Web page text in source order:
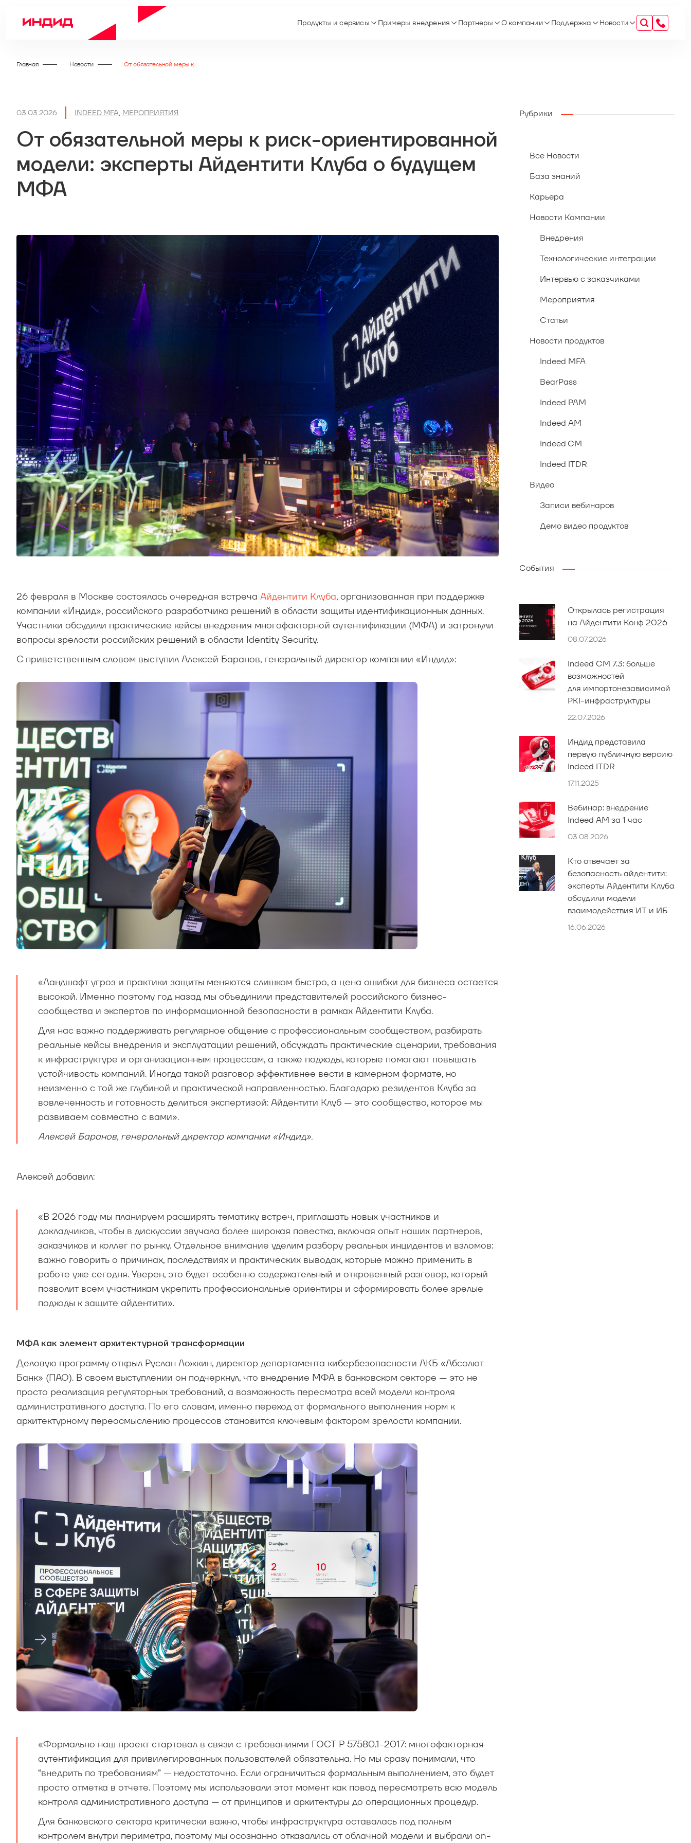
Продукты и сервисы Примеры внедрения Партнеры О компании Поддержка Новости
Главная Новости От обязательной меры к риск-ориентированной модели: эксперты Айдентити Клуба о будущем МФА
03.03.2026 INDEED MFA, МЕРОПРИЯТИЯ
От обязательной меры к риск-ориентированной
модели: эксперты Айдентити Клуба о будущем
МФА
26 февраля в Москве состоялась очередная встреча Айдентити Клуба, организованная при поддержке
компании «Индид», российского разработчика решений в области защиты идентификационных данных.
Участники обсудили практические кейсы внедрения многофакторной аутентификации (МФА) и затронули
вопросы зрелости российских решений в области Identity Security.
С приветственным словом выступил Алексей Баранов, генеральный директор компании «Индид»:
«Ландшафт угроз и практики защиты меняются слишком быстро, а цена ошибки для бизнеса остается
высокой. Именно поэтому год назад мы объединили представителей российского бизнес-
сообщества и экспертов по информационной безопасности в рамках Айдентити Клуба.
Для нас важно поддерживать регулярное общение с профессиональным сообществом, разбирать
реальные кейсы внедрения и эксплуатации решений, обсуждать практические сценарии, требования
к инфраструктуре и организационным процессам, а также подходы, которые помогают повышать
устойчивость компаний. Иногда такой разговор эффективнее вести в камерном формате, но
неизменно с той же глубиной и практической направленностью. Благодарю резидентов Клуба за
вовлеченность и готовность делиться экспертизой: Айдентити Клуб — это сообщество, которое мы
развиваем совместно с вами».
Алексей Баранов, генеральный директор компании «Индид».
Алексей добавил:
«В 2026 году мы планируем расширять тематику встреч, приглашать новых участников и
докладчиков, чтобы в дискуссии звучала более широкая повестка, включая опыт наших партнеров,
заказчиков и коллег по рынку. Отдельное внимание уделим разбору реальных инцидентов и взломов:
важно говорить о причинах, последствиях и практических выводах, которые можно применить в
работе уже сегодня. Уверен, это будет особенно содержательный и откровенный разговор, который
позволит всем участникам укрепить профессиональные ориентиры и сформировать более зрелые
подходы к защите айдентити».
МФА как элемент архитектурной трансформации
Деловую программу открыл Руслан Ложкин, директор департамента кибербезопасности АКБ «Абсолют
Банк» (ПАО). В своем выступлении он подчеркнул, что внедрение МФА в банковском секторе — это не
просто реализация регуляторных требований, а возможность пересмотра всей модели контроля
административного доступа. По его словам, именно переход от формального выполнения норм к
архитектурному переосмыслению процессов становится ключевым фактором зрелости компании.
«Формально наш проект стартовал в связи с требованиями ГОСТ Р 57580.1-2017: многофакторная
аутентификация для привилегированных пользователей обязательна. Но мы сразу понимали, что
“внедрить по требованиям” — недостаточно. Если ограничиться формальным выполнением, это будет
просто отметка в отчете. Поэтому мы использовали этот момент как повод пересмотреть всю модель
контроля административного доступа — от принципов и архитектуры до операционных процедур.
Для банковского сектора критически важно, чтобы инфраструктура оставалась под полным
контролем внутри периметра, поэтому мы осознанно отказались от облачной модели и выбрали on-
Рубрики
Все Новости
База знаний
Карьера
Новости Компании
Внедрения
Технологические интеграции
Интервью с заказчиками
Мероприятия
Статьи
Новости продуктов
Indeed MFA
BearPass
Indeed PAM
Indeed AM
Indeed CM
Indeed ITDR
Видео
Записи вебинаров
Демо видео продуктов
События
Открылась регистрация
на Айдентити Конф 2026
08.07.2026
Indeed CM 7.3: больше
возможностей
для импортонезависимой
PKI-инфраструктуры
22.07.2026
Индид представила
первую публичную версию
Indeed ITDR
17.11.2025
Вебинар: внедрение
Indeed AM за 1 час
03.08.2026
Кто отвечает за
безопасность айдентити:
эксперты Айдентити Клуба
обсудили модели
взаимодействия ИТ и ИБ
16.06.2026